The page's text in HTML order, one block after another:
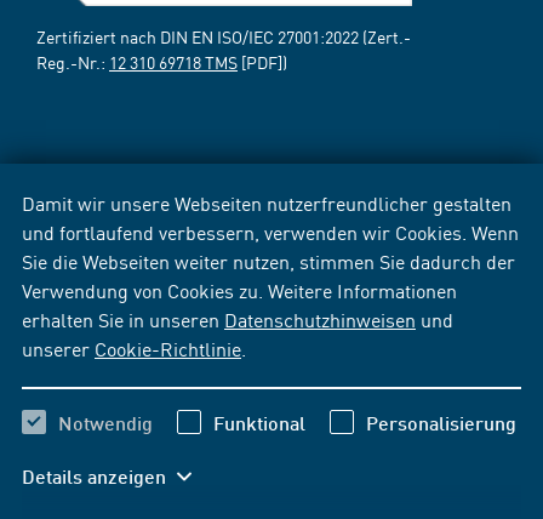
Damit wir unsere Webseiten nutzerfreundlicher gestalten
und fortlaufend verbessern, verwenden wir Cookies. Wenn
Sie die Webseiten weiter nutzen, stimmen Sie dadurch der
Verwendung von Cookies zu. Weitere Informationen
erhalten Sie in unseren Datenschutzhinweisen und
unserer Cookie-Richtlinie
Notwendig Funktional Personalisierung
Details anzeigen
Zertifiziert nach DIN EN ISO/IEC 27001:2022 (Zert.-
Reg.-Nr.: 12 310 69718 TMS [PDF])